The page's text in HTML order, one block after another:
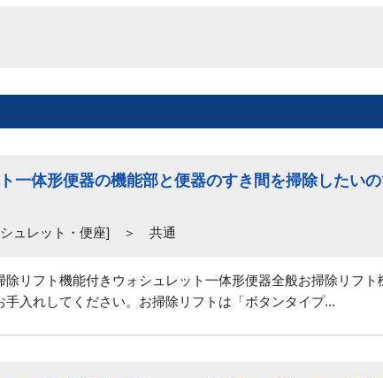
一体形便器の機能部と便器のすき間を掃除したい
シュレット・便座] ＞ 共通
リフト機能付きウォシュレット一体形便器全般お掃除リフト
手入れしてください。お掃除リフトは「ボタンタイプ...